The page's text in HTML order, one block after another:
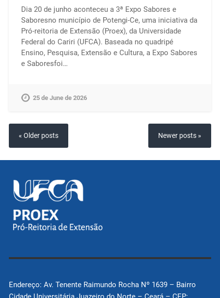
Dia 20 de junho aconteceu a 3ª Expo Sabores e
Saboresno município de Potengi-Ce, uma iniciativa da
Pró-reitoria de Extensão (Proex), da Universidade
Federal do Cariri (UFCA). Baseada no quadripé
Ensino, Pesquisa, Extensão e Cultura, a Expo Sabores
e Saboresfoi…
25 de June de 2026
« Older posts Newer posts »
Endereço: Av. Tenente Raimundo Rocha Nº 1639 – Bairro